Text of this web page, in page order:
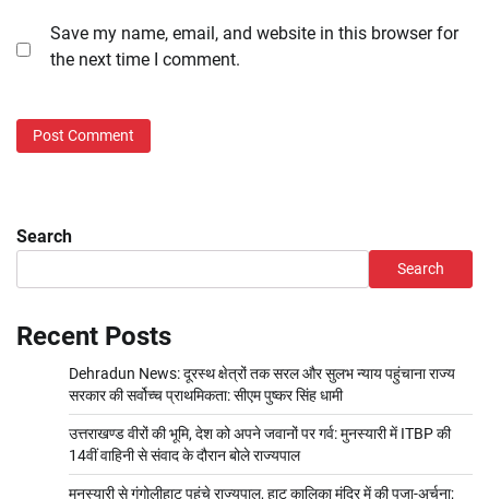
Save my name, email, and website in this browser for
the next time I comment.
Search
Search
Recent Posts
Dehradun News: दूरस्थ क्षेत्रों तक सरल और सुलभ न्याय पहुंचाना राज्य
सरकार की सर्वोच्च प्राथमिकता: सीएम पुष्कर सिंह धामी
उत्तराखण्ड वीरों की भूमि, देश को अपने जवानों पर गर्व: मुनस्यारी में ITBP की
14वीं वाहिनी से संवाद के दौरान बोले राज्यपाल
मुनस्यारी से गंगोलीहाट पहुंचे राज्यपाल, हाट कालिका मंदिर में की पूजा-अर्चना;